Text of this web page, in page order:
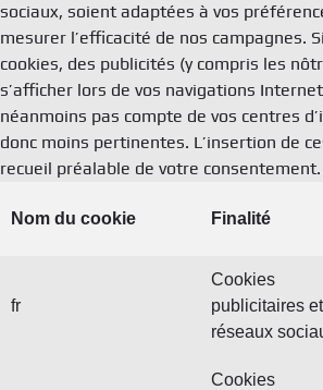
sociaux, soient adaptées à vos
mesurer l’efficacité de nos campagnes.
cookies, des publicités (y compris les
s’afficher lors de vos navigations
néanmoins pas compte de vos centres
donc moins pertinentes. L’insertion de
recueil préalable de votre consentement.
Nom du cookie Finalité
fr
Cookies
publicitaires et
réseaux
Cookies